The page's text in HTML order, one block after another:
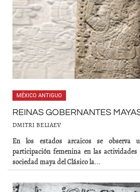
MÉXICO ANTIGUO
REINAS GOBERNANTES
DMITRI BELIAEV
En los estados arcaicos se observa
participación femenina en las actividades
sociedad maya del Clásico la...